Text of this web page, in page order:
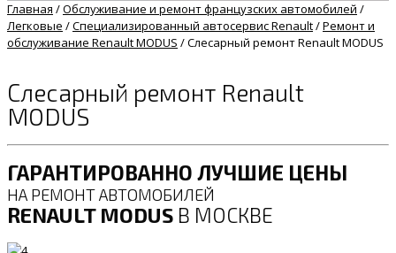
Главная /Обслуживание и ремонт французских автомобилей /
Легковые /Специализированный автосервис Renault/Ремонт и
обслуживание Renault MODUS /Слесарный ремонт Renault MODUS
Слесарный ремонт Renault
MODUS
ГАРАНТИРОВАННО ЛУЧШИЕ ЦЕНЫ
НА РЕМОНТ АВТОМОБИЛЕЙ
RENAULT MODUS В МОСКВЕ